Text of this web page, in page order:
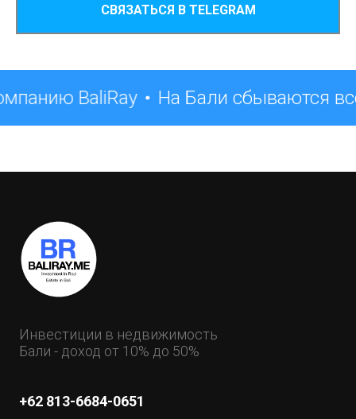
СВЯЗАТЬСЯ В TELEGRAM
BaliRay На Бали сбываются
Инвестиции в недвижимость
Бали - доход от 10% до 50%
+62 813-6684-0651